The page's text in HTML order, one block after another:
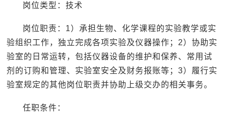
岗位类型：技术
岗位职责：1）承担生物、化学课程的实验教学或实
验组织工作，独立完成各项实验及仪器操作；2）协助实
验室的日常运转，包括仪器设备的维护和保养、常用试
剂的订购和管理、实验室安全及财务报账等；3）履行实
验室规定的其他岗位职责并协助上级交办的相关事务。
任职条件：